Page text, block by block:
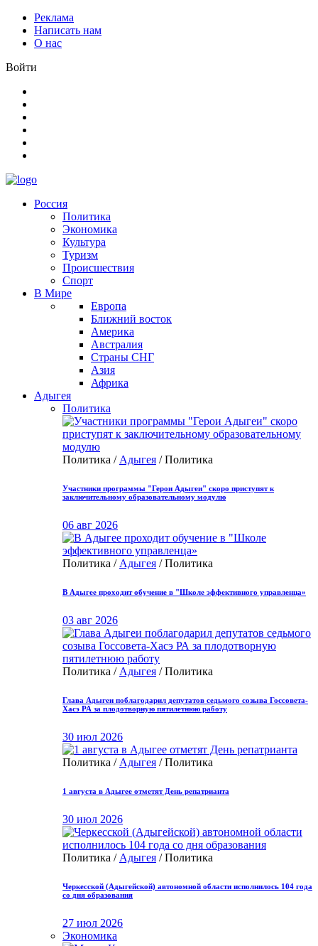
Реклама
Написать нам
О нас
Войти
Россия
Политика
Экономика
Культура
Туризм
Происшествия
Спорт
В Мире
Европа
Ближний восток
Америка
Австралия
Страны СНГ
Азия
Африка
Адыгея
Политика
Политика / Адыгея / Политика
Участники программы "Герои Адыгеи" скоро приступят к
заключительному образовательному модулю
06 авг 2026
Политика / Адыгея / Политика
В Адыгее проходит обучение в "Школе эффективного управленца»
03 авг 2026
Политика / Адыгея / Политика
Глава Адыгеи поблагодарил депутатов седьмого созыва Госсовета-
Хасэ РА за плодотворную пятилетнюю работу
30 июл 2026
Политика / Адыгея / Политика
1 августа в Адыгее отметят День репатрианта
30 июл 2026
Политика / Адыгея / Политика
Черкесской (Адыгейской) автономной области исполнилось 104 года
со дня образования
27 июл 2026
Экономика